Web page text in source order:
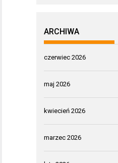
ARCHIWA
czerwiec 2026
maj 2026
kwiecień 2026
marzec 2026